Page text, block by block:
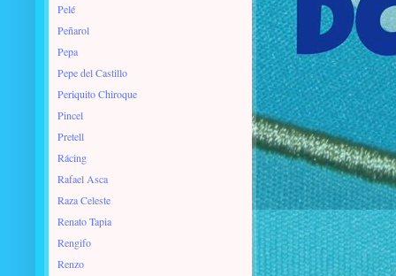
Pelé
Peñarol
Pepa
Pepe del Castillo
Periquito Chiroque
Pincel
Pretell
Rácing
Rafael Asca
Raza Celeste
Renato Tapia
Rengifo
Renzo